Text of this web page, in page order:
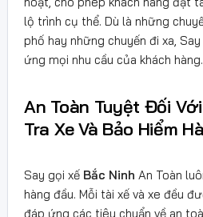
lộ trình cụ thể. Dù là những
phố hay những chuyến đi xa,
ứng mọi nhu cầu của khách hàng.
An Toàn Tuyệt Đối
Tra Xe Và Bảo Hiểm
Say gọi xế Bắc Ninh An Toàn
hàng đầu. Mỗi tài xế và xe đều
đáp ứng các tiêu chuẩn về an